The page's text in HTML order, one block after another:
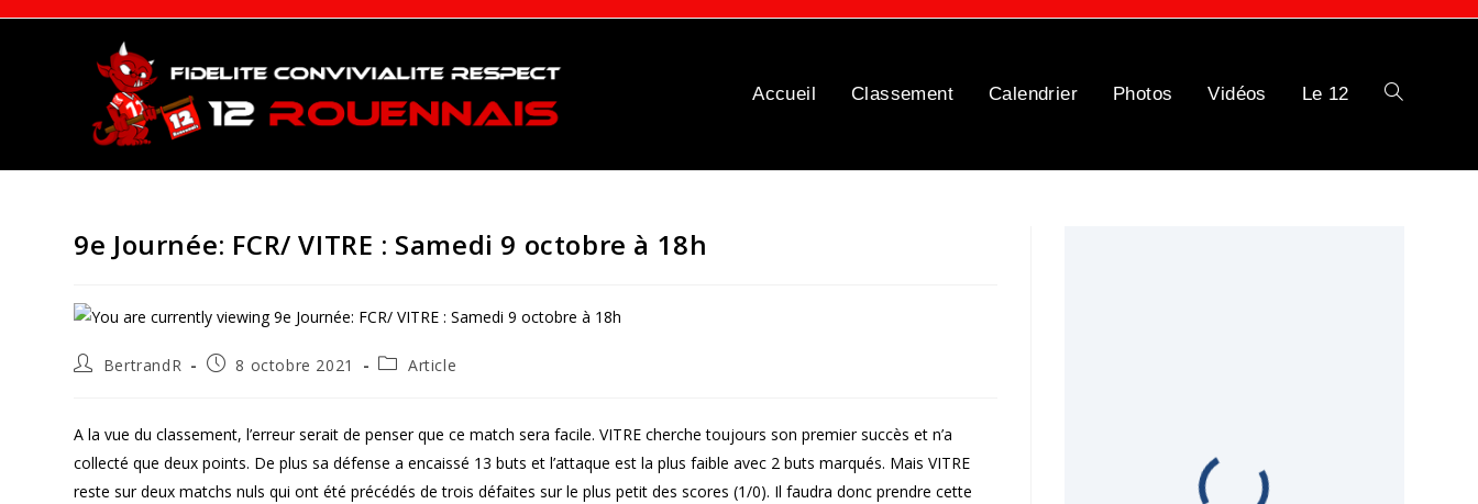
Skip
Accueil
Classement Calendrier Photos Vidéos Le 12 Toggle
9e Journée: FCR/ VITRE : Samedi 9 octobre à 18h
Auteur/autrice
publication :
BertrandR
Publication
8 octobre 2021
PostArticle
A la vue du classement, l’erreur serait de penser que ce match sera facile. VITRE cherche toujours son premier succès et n’a
collecté que deux points. De plus sa défense a encaissé 13 buts et l’attaque est la plus faible avec 2 buts marqués. Mais VITRE
reste sur deux matchs nuls qui ont été précédés de trois défaites sur le plus petit des scores (1/0). Il faudra donc prendre cette